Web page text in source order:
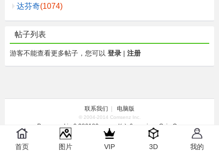
达芬奇(1074)
帖子列表
游客不能查看更多帖子，您可以 登录 | 注册
联系我们 电脑版
© 2004-2014 Comsenz Inc.
Processed in 0.380180 second(s), 6 queries , Gzip On.
首页 图片 VIP 3D 我的